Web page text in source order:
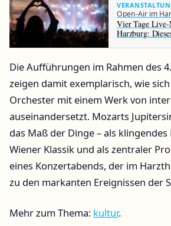
Open-Air im
Vier Tage
Harzburg:
Die Aufführungen im Rahmen des
zeigen damit exemplarisch, wie
Orchester mit einem Werk von
auseinandersetzt. Mozarts
das Maß der Dinge – als
Wiener Klassik und als zentraler
eines Konzertabends, der im
zu den markanten Ereignissen der
Mehr zum Thema: kultur.